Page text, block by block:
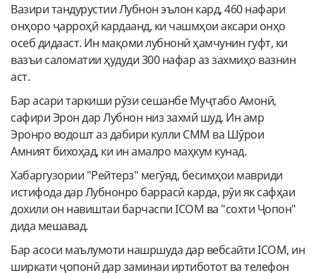
Вазири тандурустии Лубнон эълон кард, 460 нафари
онҳоро ҷарроҳӣ кардаанд, ки чашмҳои аксари онҳо
осеб дидааст. Ин мақоми лубнонӣ ҳамчунин гуфт, ки
вазъи саломатии ҳудуди 300 нафар аз захмиҳо вазнин
аст.
Бар асари таркиши рӯзи сешанбе Муҷтабо Амонӣ,
сафири Эрон дар Лубнон низ захмӣ шуд. Ин амр
Эронро водошт аз дабири кулли СММ ва Шӯрои
Амният бихоҳад, ки ин амалро маҳкум кунад.
Хабаргузории "Рейтерз" мегӯяд, бесимҳои мавриди
истифода дар Лубнонро баррасӣ карда, рӯи як сафҳаи
дохили он навиштаи барчаспи ICOM ва "сохти Ҷопон"
дида мешавад.
Бар асоси маълумоти нашршуда дар вебсайти ICOM, ин
ширкати ҷопонӣ дар заминаи иртиботот ва телефон